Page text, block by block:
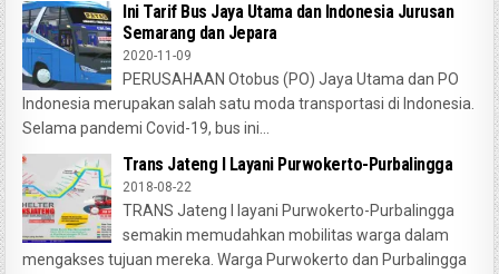
Ini Tarif Bus Jaya Utama dan Indonesia Jurusan
Semarang dan Jepara
2020-11-09
PERUSAHAAN Otobus (PO) Jaya Utama dan PO
Indonesia merupakan salah satu moda transportasi di Indonesia.
Selama pandemi Covid-19, bus ini...
Trans Jateng I Layani Purwokerto-Purbalingga
2018-08-22
TRANS Jateng I layani Purwokerto-Purbalingga
semakin memudahkan mobilitas warga dalam
mengakses tujuan mereka. Warga Purwokerto dan Purbalingga